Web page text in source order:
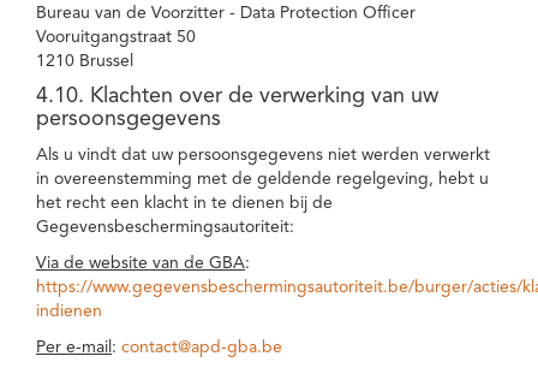
Bureau van de Voorzitter - Data Protection Officer
Vooruitgangstraat 50
1210 Brussel
4.10. Klachten over de verwerking van uw
persoonsgegevens
Als u vindt dat uw persoonsgegevens niet werden verwerkt
in overeenstemming met de geldende regelgeving, hebt u
het recht een klacht in te dienen bij de
Gegevensbeschermingsautoriteit:
Via de website van de GBA:
https://www.gegevensbeschermingsautoriteit.be/burger/acties/
indienen
Per e-mail : contact@apd-gba.be